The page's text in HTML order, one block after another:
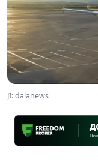
JI: dalanews